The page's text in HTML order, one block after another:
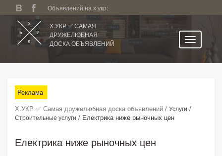
Объявлений на х.укр:
Х.УКР ✅ САМАЯ
ДРУЖЕЛЮБНАЯ
ДОСКА ОБЪЯВЛЕНИЙ
Все регионы
Категории
Избранное
Поиск по сайту
Реклама
Х.УКР ✅ Самая дружелюбная доска объявлений / Услуги /
Строительные услуги / Електрика ниже рыночных цен
Електрика ниже рыночных цен